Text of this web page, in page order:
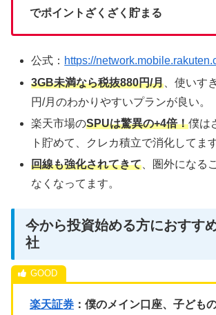
でポイントざくざく貯まる
公式： https://
3GB未満なら税抜880円/月 、使いす
円/月のわかりやすいプランが良い。
楽天市場のSPUは驚異の+4倍！僕は
ト貯めて、クレカ積立で消化してます
回線も強化されてきて 、圏外になる
なくなってます。
今から投資始める方におすす
社
楽天証券 ：僕のメイン口座、子ども